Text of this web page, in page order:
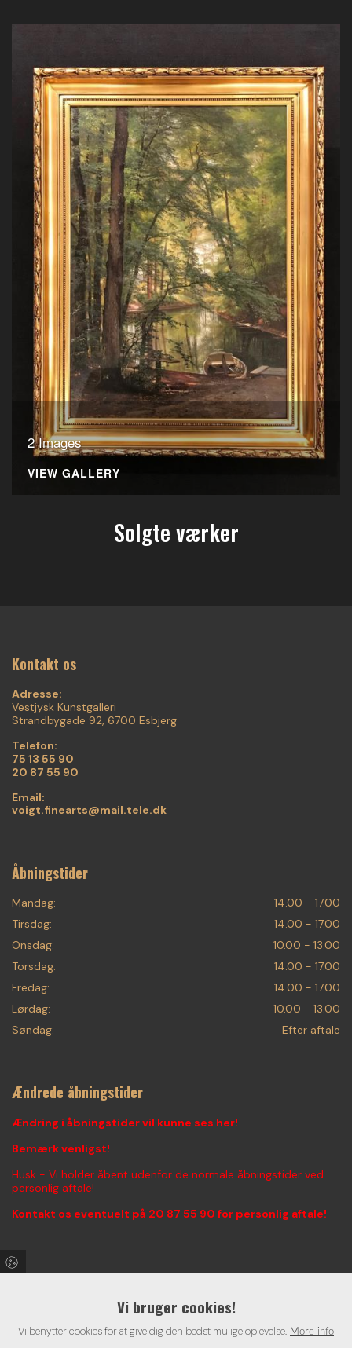
2 Images
VIEW GALLERY
Solgte værker
Kontakt os
Adresse:
Vestjysk Kunstgalleri
Strandbygade 92, 6700 Esbjerg
Telefon:
75 13 55 90
20 87 55 90
Email:
voigt.finearts@mail.tele.dk
Åbningstider
Mandag:
14.00 - 17.00
Tirsdag:
14.00 - 17.00
Onsdag:
10.00 - 13.00
Torsdag:
14.00 - 17.00
Fredag:
14.00 - 17.00
Lørdag:
10.00 - 13.00
Søndag:
Efter aftale
Ændrede åbningstider
Ændring i åbningstider vil kunne ses her!
Bemærk venligst!
Husk - Vi holder åbent udenfor de normale åbningstider ved
personlig aftale!
Kontakt os eventuelt på 20 87 55 90 for personlig aftale!
Følg med i vores seneste aktiviter, konkurrencer, og alt hvad
der foregår hos Vestjysk Kunstgalleri - Voigt Fine Art
Vi bruger cookies!
Vi benytter cookies for at give dig den bedst mulige oplevelse. More info